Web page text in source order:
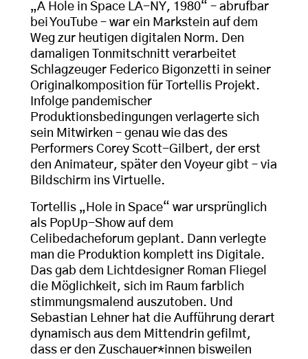
„A Hole in Space LA-NY, 1980“ – abrufbar
bei YouTube – war ein Markstein auf dem
Weg zur heutigen digitalen Norm. Den
damaligen Tonmitschnitt verarbeitet
Schlagzeuger Federico Bigonzetti in seiner
Originalkomposition für Tortellis Projekt.
Infolge pandemischer
Produktionsbedingungen verlagerte sich
sein Mitwirken – genau wie das des
Performers Corey Scott-Gilbert, der erst
den Animateur, später den Voyeur gibt – via
Bildschirm ins Virtuelle.
Tortellis „Hole in Space“ war ursprünglich
als PopUp-Show auf dem
Celibedacheforum geplant. Dann verlegte
man die Produktion komplett ins Digitale.
Das gab dem Lichtdesigner Roman Fliegel
die Möglichkeit, sich im Raum farblich
stimmungsmalend auszutoben. Und
Sebastian Lehner hat die Aufführung derart
dynamisch aus dem Mittendrin gefilmt,
dass er den Zuschauer*innen bisweilen